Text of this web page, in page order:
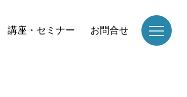
講座・セミナー お問合せ